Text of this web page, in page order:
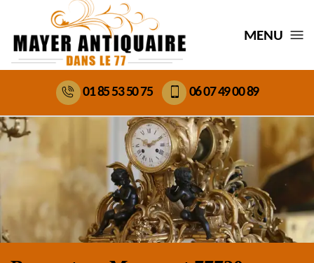
MENU
01 85 53 50 75 06 07 49 00 89